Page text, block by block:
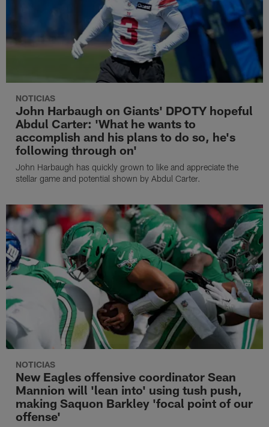
NOTICIAS
John Harbaugh on Giants' DPOTY hopeful
Abdul Carter: 'What he wants to
accomplish and his plans to do so, he's
following through on'
John Harbaugh has quickly grown to like and appreciate the
stellar game and potential shown by Abdul Carter.
NOTICIAS
New Eagles offensive coordinator Sean
Mannion will 'lean into' using tush push,
making Saquon Barkley 'focal point of our
offense'